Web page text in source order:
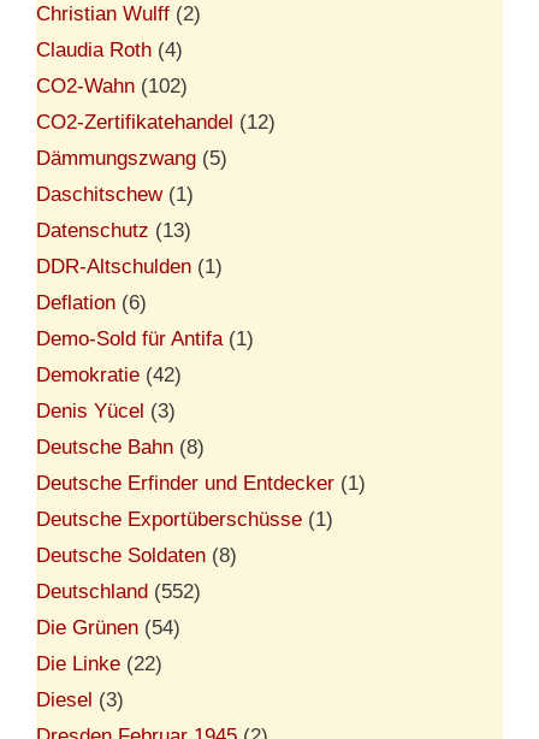
Christian Wulff (2)
Claudia Roth (4)
CO2-Wahn (102)
CO2-Zertifikatehandel (12)
Dämmungszwang (5)
Daschitschew(1)
Datenschutz (13)
DDR-Altschulden (1)
Deflation (6)
Demo-Sold für Antifa(1)
Demokratie (42)
Denis Yücel (3)
Deutsche Bahn (8)
Deutsche Erfinder und Entdecker (1)
Deutsche Exportüberschüsse (1)
Deutsche Soldaten (8)
Deutschland (552)
Die Grünen (54)
Die Linke (22)
Diesel (3)